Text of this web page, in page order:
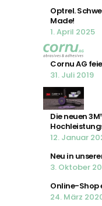
Optrel.
Made!
1. April 2025
Cornu AG
31. Juli 2019
Die neuen
12. Januar
Neu in
3. Oktober
Online-Shop
24. März